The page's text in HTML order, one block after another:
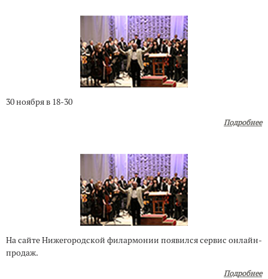
30 ноября в 18-30
Подробнее
На сайте Нижегородской филармонии появился сервис онлайн-
продаж.
Подробнее